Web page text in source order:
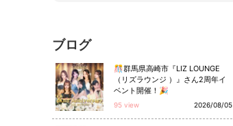
ブログ
🎊群馬県高崎市『LIZ LOUNGE
（リズラウンジ ）』さん2周年イ
ベント開催！🎉
95 view 2026/08/05